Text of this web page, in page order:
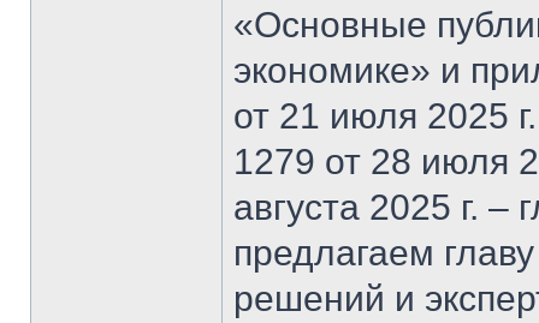
«Основные
экономике» и
от 21 июля 2025
1279 от 28 июля
августа 2025 г.
предлагаем
решений и